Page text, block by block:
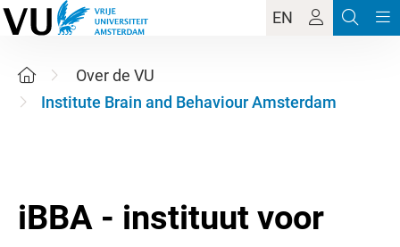
EN
Over de VU
Institute Brain and Behaviour Amsterdam
iBBA - instituut voor